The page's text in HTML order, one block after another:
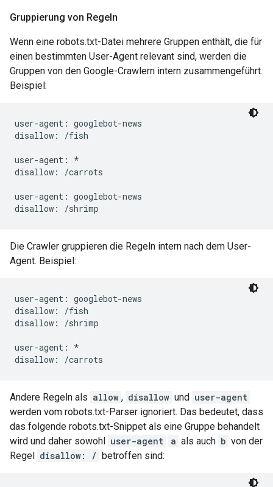
Gruppierung von Regeln
Wenn eine robots.txt-Datei mehrere Gruppen enthält, die für
einen bestimmten User-Agent relevant sind, werden die
Gruppen von den Google-Crawlern intern zusammengeführt.
Beispiel:
user-agent: googlebot-news
disallow: /fish
user-agent: *
disallow: /carrots
user-agent: googlebot-news
Die Crawler gruppieren die Regeln intern nach dem User-
Agent. Beispiel:
user-agent: googlebot-news
disallow: /fish
disallow: /shrimp
user-agent: *
Andere Regeln als allow , disallow und user-agent
werden vom robots.txt-Parser ignoriert. Das bedeutet, dass
das folgende robots.txt-Snippet als eine Gruppe behandelt
wird und daher sowohl user-agent a als auch b von der
Regel disallow: / betroffen sind: